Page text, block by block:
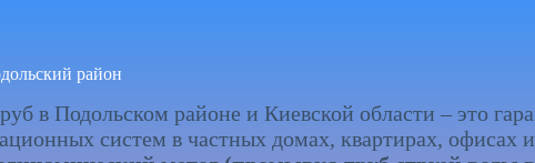
район
в Подольском районе и Киевской области – это
систем в частных домах, квартирах, офисах